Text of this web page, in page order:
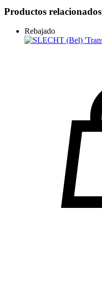
Productos relacionados
Rebajado